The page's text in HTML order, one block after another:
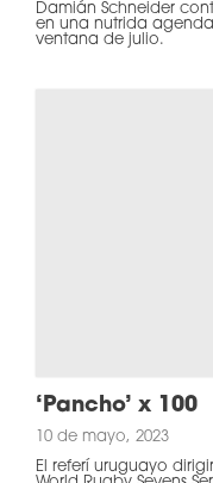
Damián Schneider
en una nutrida
ventana de julio.
‘Pancho’ x 100
10 de mayo, 2023
El referí uruguayo